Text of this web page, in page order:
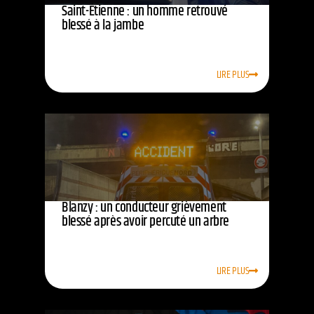
Saint-Étienne : un homme retrouvé
blessé à la jambe
LIRE PLUS
Blanzy : un conducteur grièvement
blessé après avoir percuté un arbre
LIRE PLUS